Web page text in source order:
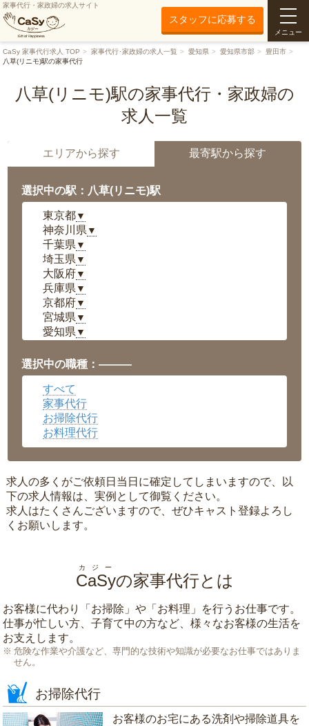
家事代行・家政婦の求人サイト
スタッフに応募する
メニュー
CaSy 家事代行求人 TOP 家事代行･家政婦の求人一覧 愛知県 愛知県市部
豊田市
八草(リニモ)駅の家事代行
八草(リニモ)駅の家事代行・家政婦の
求人一覧
エリアから探す 最寄駅から探す
選択中の駅：八草(リニモ)駅
東京都▼
神奈川県 ▼
千葉県 ▼
埼玉県 ▼
大阪府▼
兵庫県 ▼
京都府▼
宮城県 ▼
愛知県 ▼
岡山県▼
広島県▼
沖縄県
選択中の職種：———
すべて
家事代行
お掃除代行
お料理代行
求人の多くがご依頼日当日に確定してしまいますので、以
下の求人情報は、実例として御覧ください。
求人はたくさんございますので、ぜひキャスト登録よろし
くお願いします。
CaSy
カジー
の家事代行とは
お客様に代わり「 お掃除 」や「 お料理 」を行うお仕事です。
仕事が忙しい方、子育て中の方など、様々なお客様の生活を
お支えします。
危険な作業や介護など、専門的な技術や知識が必要なお仕事ではありま
せん。
お掃除代行
お客様のお宅にある洗剤や掃除道具を